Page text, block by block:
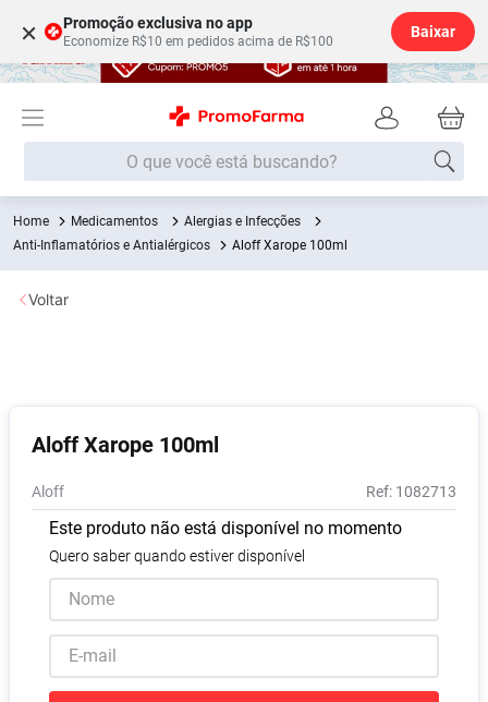
× Promoção exclusiva no app
Economize R$10 em pedidos acima de R$100
Baixar
O que você está buscando?
Medicamentos
Alergias e Infecções
Anti-Inflamatórios e Antialérgicos
Aloff Xarope 100ml
Aloff Xarope 100ml
Aloff : 1082713
Este produto não está disponível no momento
Quero saber quando estiver disponível
Voltar
Termos mais buscados
1º Fralda
2
5º Fralda G
6º Shampoo
8º Absorvente
9º Lavitan
10º Vitamina D